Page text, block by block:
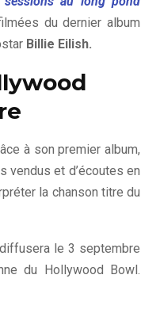
du dernier album
Billie Eilish.
à son premier album,
vendus et d’écoutes en
la chanson titre du
diffusera le 3 septembre
du Hollywood Bowl.